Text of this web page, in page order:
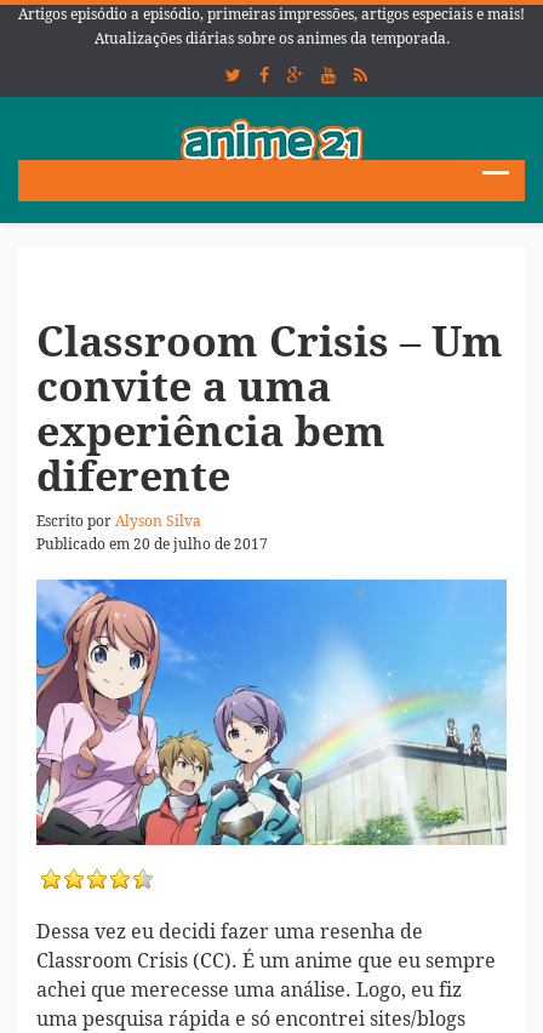
Artigos episódio a episódio, primeiras impressões, artigos especiais e mais!
Atualizações diárias sobre os animes da temporada.
Classroom Crisis – Um
convite a uma
experiência bem
diferente
Escrito porAlyson Silva
Publicado em 20 de julho de 2017
Dessa vez eu decidi fazer uma resenha de
Classroom Crisis (CC). É um anime que eu sempre
achei que merecesse uma análise. Logo, eu fiz
uma pesquisa rápida e só encontrei sites/blogs